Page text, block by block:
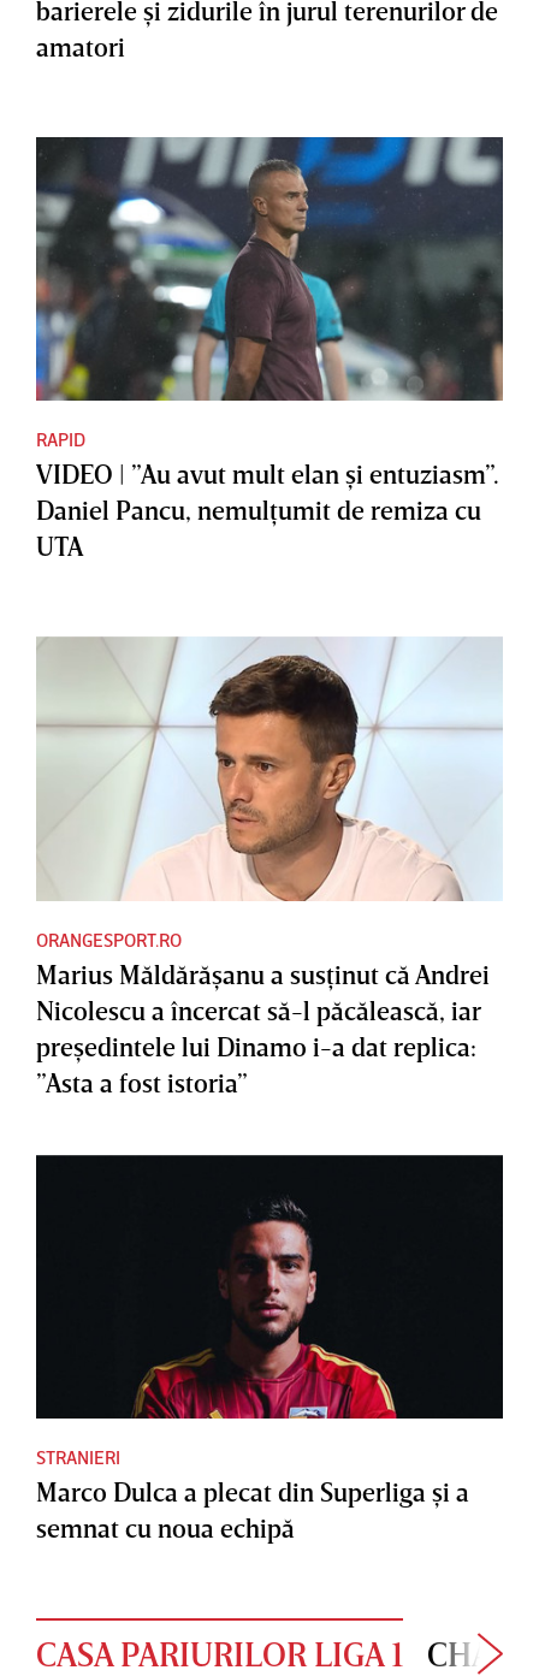
barierele şi zidurile în jurul terenurilor de
amatori
RAPID
VIDEO | ”Au avut mult elan şi entuziasm”.
Daniel Pancu, nemulţumit de remiza cu
UTA
ORANGESPORT.RO
Marius Măldărăşanu a susţinut că Andrei
Nicolescu a încercat să-l păcălească, iar
preşedintele lui Dinamo i-a dat replica:
”Asta a fost istoria”
STRANIERI
Marco Dulca a plecat din Superliga şi a
semnat cu noua echipă
CASA PARIURILOR LIGA 1